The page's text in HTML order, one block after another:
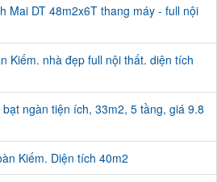
Mai DT 48m2x6T thang máy - full nội
Kiếm. nhà đẹp full nội thất. diện tích
ngàn tiện ích, 33m2, 5 tầng, giá 9.8
Kiếm. Diện tích 40m2